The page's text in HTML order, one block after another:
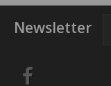
Newsletter